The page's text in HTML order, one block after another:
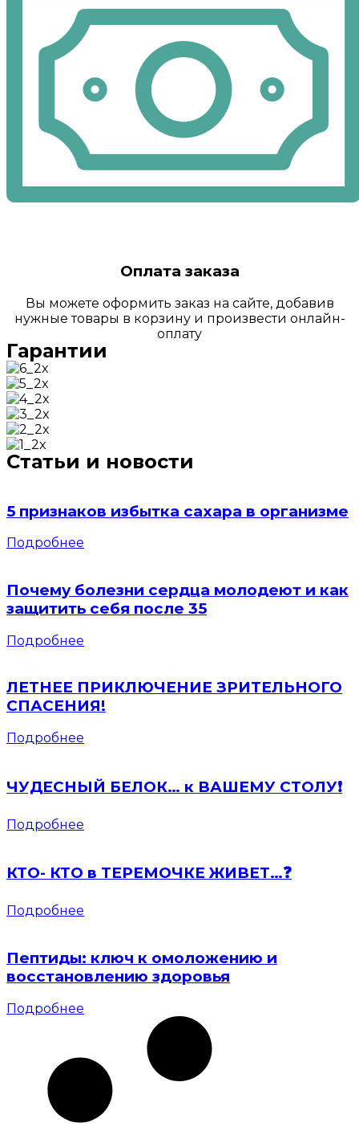
Оплата заказа
Вы можете оформить заказ на сайте, добавив
нужные товары в корзину и произвести онлайн-
оплату
Гарантии
Статьи и новости
5 признаков избытка сахара в организме
Подробнее
Почему болезни сердца молодеют и как
защитить себя после 35
Подробнее
ЛЕТНЕЕ ПРИКЛЮЧЕНИЕ ЗРИТЕЛЬНОГО
СПАСЕНИЯ!
Подробнее
ЧУДЕСНЫЙ БЕЛОК… к ВАШЕМУ СТОЛУ❗️
Подробнее
КТО- КТО в ТЕРЕМОЧКЕ ЖИВЕТ…❓
Подробнее
Пептиды: ключ к омоложению и
восстановлению здоровья
Подробнее